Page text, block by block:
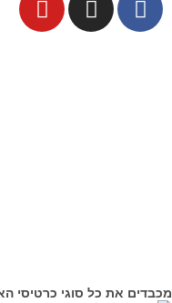
מכבדים את כל סוגי כרטיסי